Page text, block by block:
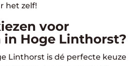
het zelf!
voor
in Hoge Linthorst?
Linthorst is dé perfecte keuze